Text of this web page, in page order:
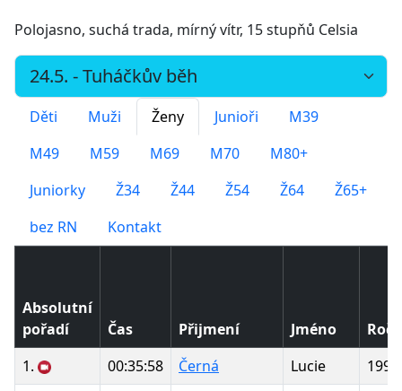
Polojasno, suchá trada, mírný vítr, 15 stupňů Celsia
Děti Muži Ženy Junioři
M39
M49
M59 M69 M70
M80+
Juniorky
Ž34 Ž44 Ž54 Ž64
Ž65+
bez RN
Kontakt
Absolutní
pořadí
Čas Přijmení Jméno
1.
00:35:58 Černá Lucie
1993